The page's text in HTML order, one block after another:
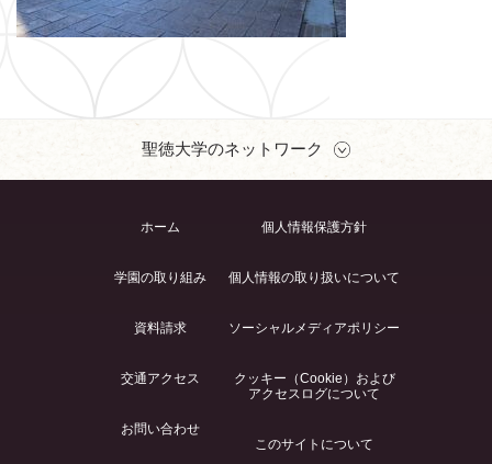
聖徳大学のネットワーク
ホーム
学園の取り組み
資料請求
交通アクセス
お問い合わせ
個人情報保護方針
個人情報の取り扱いについて
ソーシャルメディアポリシー
クッキー（Cookie）および
アクセスログについて
このサイトについて